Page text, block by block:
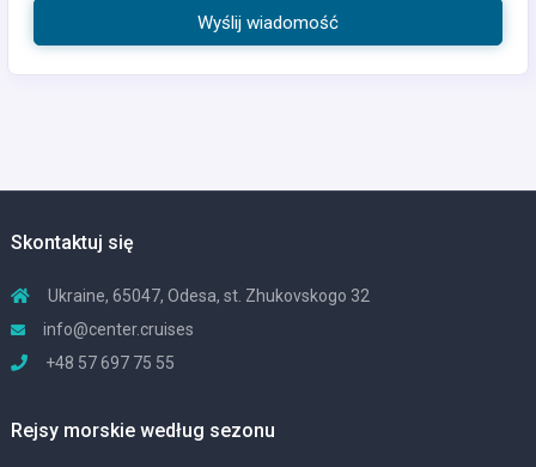
Wyślij wiadomość
Skontaktuj się
Ukraine, 65047, Odesa, st. Zhukovskogo 32
info@center.cruises
+48 57 697 75 55
Rejsy morskie według sezonu